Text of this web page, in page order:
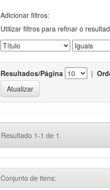
Adicionar filtros:
Utilizar filtros para refinar o
Resultados/Página |
Resultado 1-1 de 1.
Conjunto de itens: